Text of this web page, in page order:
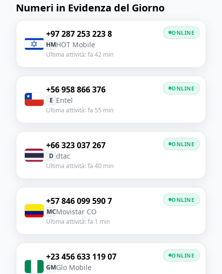
Numeri in Evidenza del Giorno
+97 287 253 223 8
HMHOT Mobile
Ultima attività: fa 42 min
ONLINE
+56 958 866 376
E Entel
Ultima attività: fa 55 min
ONLINE
+66 323 037 267
D dtac
Ultima attività: fa 40 min
ONLINE
+57 846 099 590 7
MCMovistar CO
Ultima attività: fa 1 min
ONLINE
+23 456 633 119 07
GMGlo Mobile
ONLINE